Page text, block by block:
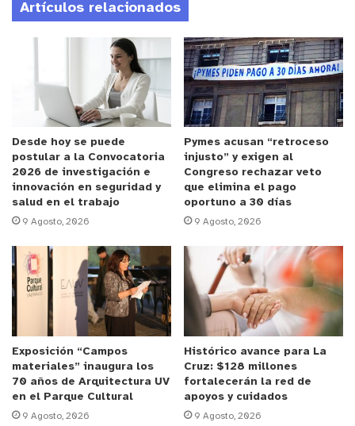
La detenida es pareja del líder de la banda de Los
Gemelos, quien se encuentra privado de libertad
desde julio de 2021 cuando fue encontrado
quebrantando una medida cautelar de arresto
domiciliario total y con una pistola en su poder.
La mujer mantiene antecedentes por robo con
violencia, hurto, entre otros delitos y conforme a lo
dispuesto por el fiscal de turno, S.E.R.D pasará a
control de detención esta jornada por los delitos
de posesión y tenencia ilegal de arma de fuego.
Artículos relacionados
Desde hoy se puede
postular a la Convocatoria
2026 de investigación e
innovación en seguridad y
salud en el trabajo
9 Agosto, 2026
Pymes acusan “retroceso
injusto” y exigen al
Congreso rechazar veto
que elimina el pago
oportuno a 30 días
9 Agosto, 2026
Exposición “Campos
materiales” inaugura los
70 años de Arquitectura UV
en el Parque Cultural
9 Agosto, 2026
Histórico avance para La
Cruz: $128 millones
fortalecerán la red de
apoyos y cuidados
9 Agosto, 2026